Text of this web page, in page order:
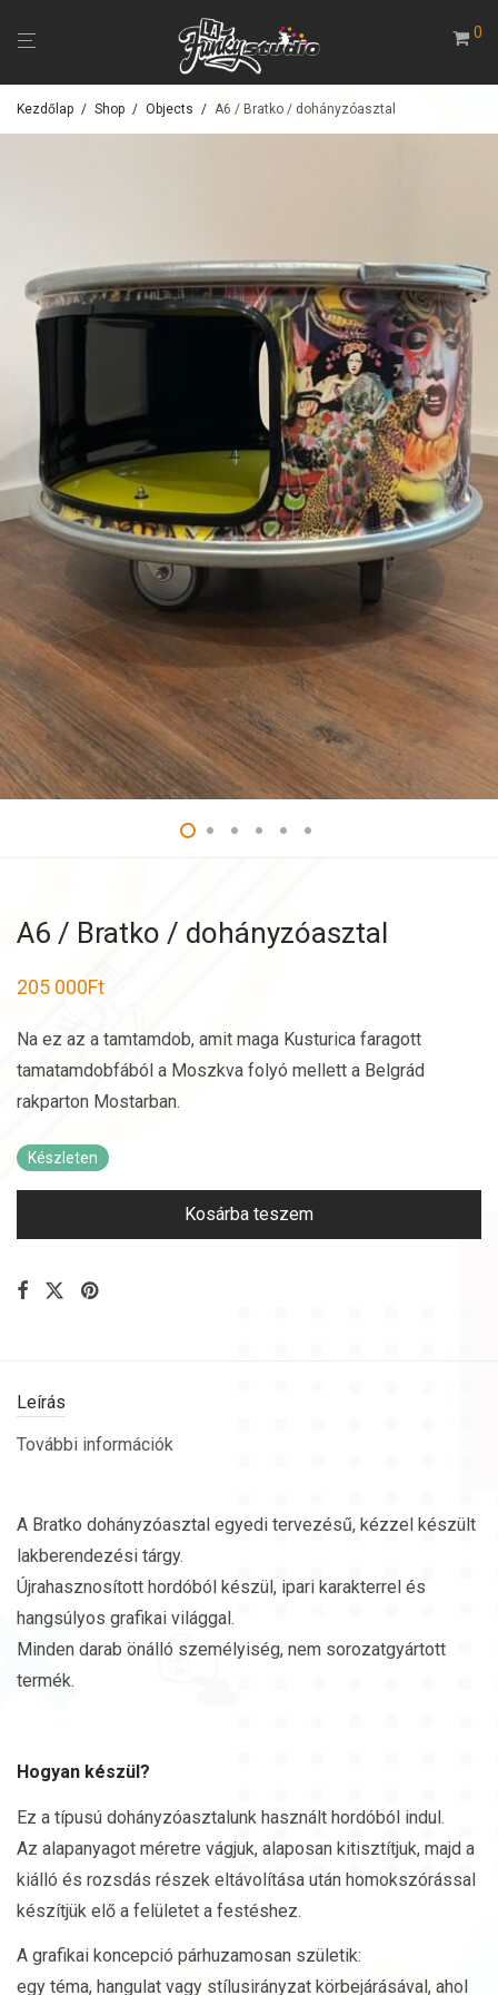
0
Kezdőlap / Shop / Objects / A6 / Bratko / dohányzóasztal
A6 / Bratko / dohányzóasztal
205 000Ft
Na ez az a tamtamdob, amit maga Kusturica faragott
tamatamdobfából a Moszkva folyó mellett a Belgrád
rakparton Mostarban.
Készleten
Kosárba teszem
Leírás
További információk
A Bratko dohányzóasztal egyedi tervezésű, kézzel készült
lakberendezési tárgy.
Újrahasznosított hordóból készül, ipari karakterrel és
hangsúlyos grafikai világgal.
Minden darab önálló személyiség, nem sorozatgyártott
termék.
Hogyan készül?
Ez a típusú dohányzóasztalunk használt hordóból indul.
Az alapanyagot méretre vágjuk, alaposan kitisztítjuk, majd a
kiálló és rozsdás részek eltávolítása után homokszórással
készítjük elő a felületet a festéshez.
A grafikai koncepció párhuzamosan születik:
egy téma, hangulat vagy stílusirányzat körbejárásával, ahol